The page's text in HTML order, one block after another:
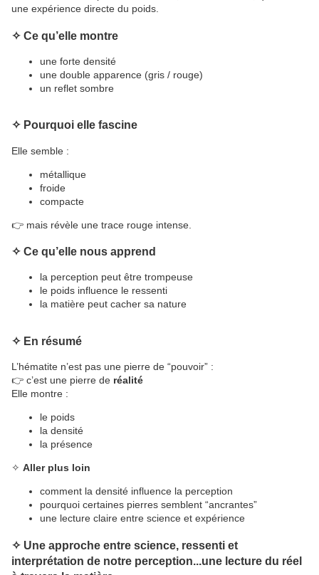
une expérience directe du poids.
✧ Ce qu’elle montre
une forte densité
une double apparence (gris / rouge)
un reflet sombre
✧ Pourquoi elle fascine
Elle semble :
métallique
froide
compacte
👉 mais révèle une trace rouge intense.
✧ Ce qu’elle nous apprend
la perception peut être trompeuse
le poids influence le ressenti
la matière peut cacher sa nature
✧ En résumé
L’hématite n’est pas une pierre de “pouvoir” :
👉 c’est une pierre de réalité
Elle montre :
le poids
la densité
la présence
✧ Aller plus loin
comment la densité influence la perception
pourquoi certaines pierres semblent “ancrantes”
une lecture claire entre science et expérience
✧ Une approche entre science, ressenti et
interprétation de notre perception...une lecture du réel